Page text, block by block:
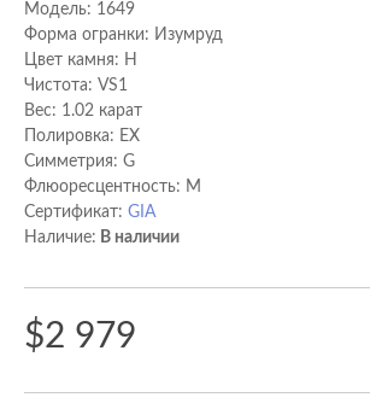
Модель: 1649
Форма огранки: Изумруд
Цвет камня: H
Чистота: VS1
Вес: 1.02 карат
Полировка: EX
Cимметрия: G
Флюоресцентность: M
Сертификат: GIA
Наличие: В наличии
$2 979